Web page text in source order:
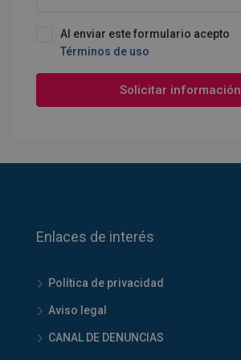
Al enviar este formulario acepto
Términos de uso
Solicitar información
Enlaces de interés
Política de privacidad
Aviso legal
CANAL DE DENUNCIAS